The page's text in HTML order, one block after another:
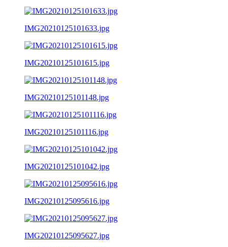
IMG20210125101633.jpg
IMG20210125101615.jpg
IMG20210125101148.jpg
IMG20210125101116.jpg
IMG20210125101042.jpg
IMG20210125095616.jpg
IMG20210125095627.jpg